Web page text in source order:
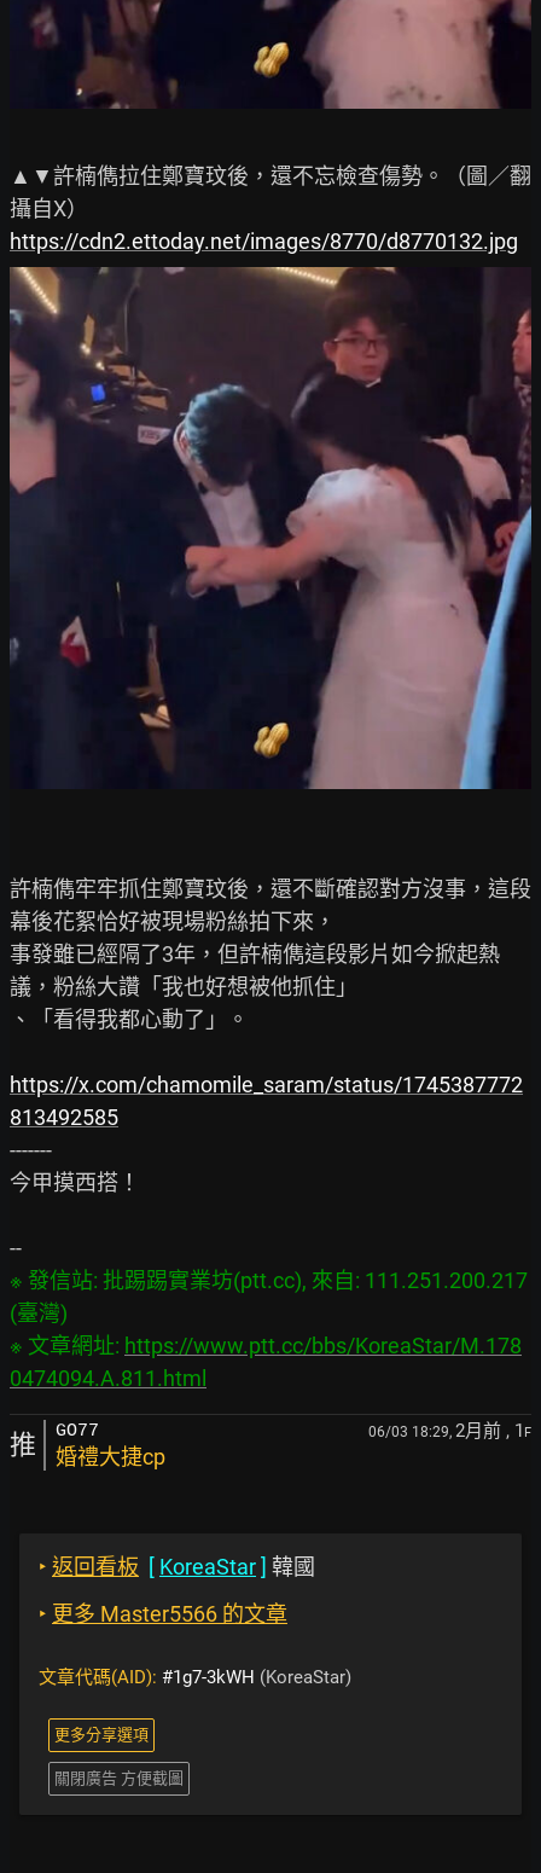
▲▼許楠儁拉住鄭寶玟後，還不忘檢查傷勢。（圖／翻
https://cdn2.ettoday.net/images/8770/d8770132.jpg
許楠儁牢牢抓住鄭寶玟後，還不斷確認對方沒事，這段
幕後花絮恰好被現場粉絲拍下來，
事發雖已經隔了3年，但許楠儁這段影片如今掀起熱
議，粉絲大讚「我也好想被他抓住」
、「看得我都心動了」。
https://x.com/chamomile_saram/status/1745387772
813492585
-------
今甲摸西搭！
※ 發信站: 批踢踢實業坊(ptt.cc), 來自: 111.251.200.217
(臺灣)
※ 文章網址: https://www.ptt.cc/bbs/KoreaStar/M.178
0474094.A.811.html
推 GO77 06/03 18:29, 2月前 , 1 F
婚禮大捷cp
‣ 返回看板 [ KoreaStar] 韓國
‣ 更多 Master5566 的文章
文章代碼(AID): #1g7-3kWH (KoreaStar)
更多分享選項
關閉廣告 方便截圖